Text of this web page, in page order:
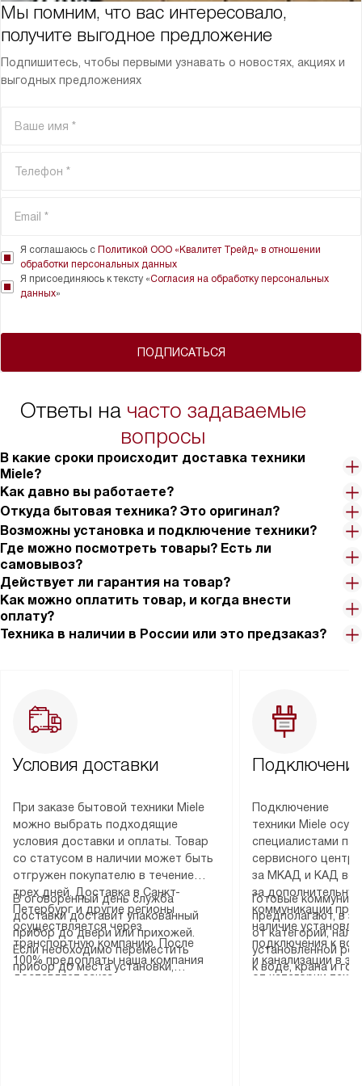
Мы помним, что вас интересовало,
получите выгодное предложение
Подпишитесь, чтобы первыми узнавать о новостях, акциях и
выгодных предложениях
ПОДПИСАТЬСЯ
Я соглашаюсь с Политикой ООО «Квалитет Трейд» в отношении
обработки персональных данных
Я присоединяюсь к тексту «Согласия на обработку персональных
данных»
Ответы на часто задаваемые
вопросы
В какие сроки происходит доставка техники
Miele?
Как давно вы работаете?
Откуда бытовая техника? Это оригинал?
Возможны установка и подключение техники?
Где можно посмотреть товары? Есть ли
самовывоз?
Действует ли гарантия на товар?
Как можно оплатить товар, и когда внести
оплату?
Техника в наличии в России или это предзаказ?
Условия доставки
При заказе бытовой техники Miele
можно выбрать подходящие
условия доставки и оплаты. Товар
со статусом в наличии может быть
отгружен покупателю в течение
трех дней. Доставка в Санкт-
Петербург и другие регионы
осуществляется через
транспортную компанию. После
100% предоплаты наша компания
доставляет заказ
В оговоренный день служба
доставки доставит упакованный
прибор до двери или прихожей.
Если необходимо переместить
прибор до места установки,
Подключение
техники Miele
специалистами
сервисного
за МКАД и КАД
за
коммуникации
наличие
подключения к
и канализации в
от категории
Готовые
предполагают, в
от категории,
установленной
к воде, крана и